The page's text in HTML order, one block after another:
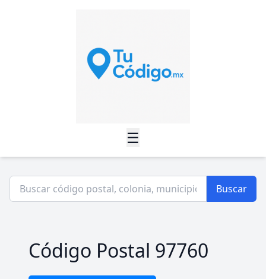
☰
Buscar
Código Postal 97760